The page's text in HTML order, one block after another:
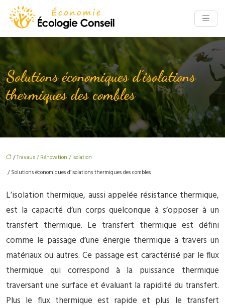
Solutions économiques d’isolations
thermiques des combles
/Travaux / Rénovation / Isolation
/ Solutions économiques d’isolations thermiques des combles
L’isolation thermique, aussi appelée résistance thermique,
est la capacité d’un corps quelconque à s’opposer à un
transfert thermique. Le transfert thermique est défini
comme le passage d’une énergie thermique à travers un
matériaux ou autres. Ce passage est caractérisé par le flux
thermique qui correspond à la puissance thermique
traversant une surface et évaluant la rapidité du transfert.
Plus le flux thermique est rapide et plus le transfert